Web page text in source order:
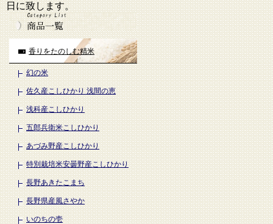
日に致します。
香りをたのしむ精米
幻の米
佐久産こしひかり 浅間の恵
浅科産こしひかり
五郎兵衛米こしひかり
あづみ野産こしひかり
特別栽培米安曇野産こしひかり
長野あきたこまち
長野県産風さやか
いのちの壱